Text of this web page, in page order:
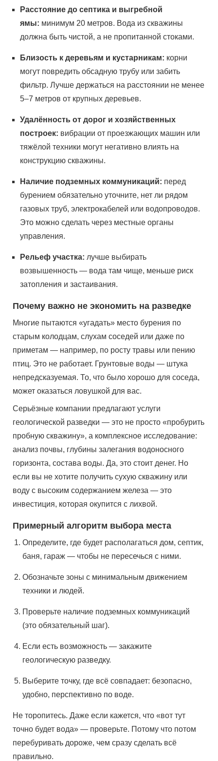
Расстояние до септика и выгребной
ямы: минимум 20 метров. Вода из скважины
должна быть чистой, а не пропитанной стоками.
Близость к деревьям и кустарникам: корни
могут повредить обсадную трубу или забить
фильтр. Лучше держаться на расстоянии не менее
5–7 метров от крупных деревьев.
Удалённость от дорог и хозяйственных
построек: вибрации от проезжающих машин или
тяжёлой техники могут негативно влиять на
конструкцию скважины.
Наличие подземных коммуникаций: перед
бурением обязательно уточните, нет ли рядом
газовых труб, электрокабелей или водопроводов.
Это можно сделать через местные органы
управления.
Рельеф участка: лучше выбирать
возвышенность — вода там чище, меньше риск
затопления и застаивания.
Почему важно не экономить на разведке
Многие пытаются «угадать» место бурения по
старым колодцам, слухам соседей или даже по
приметам — например, по росту травы или пению
птиц. Это не работает. Грунтовые воды — штука
непредсказуемая. То, что было хорошо для соседа,
может оказаться ловушкой для вас.
Серьёзные компании предлагают услуги
геологической разведки — это не просто «пробурить
пробную скважину», а комплексное исследование:
анализ почвы, глубины залегания водоносного
горизонта, состава воды. Да, это стоит денег. Но
если вы не хотите получить сухую скважину или
воду с высоким содержанием железа — это
инвестиция, которая окупится с лихвой.
Примерный алгоритм выбора места
Определите, где будет располагаться дом, септик,
баня, гараж — чтобы не пересечься с ними.
Обозначьте зоны с минимальным движением
техники и людей.
Проверьте наличие подземных коммуникаций
(это обязательный шаг).
Если есть возможность — закажите
геологическую разведку.
Выберите точку, где всё совпадает: безопасно,
удобно, перспективно по воде.
Не торопитесь. Даже если кажется, что «вот тут
точно будет вода» — проверьте. Потому что потом
перебуривать дороже, чем сразу сделать всё
правильно.